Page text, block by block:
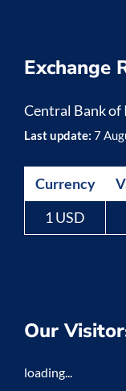
Exchange
Central Bank of
Last update: 7
Currency
1 USD
Our
loading...